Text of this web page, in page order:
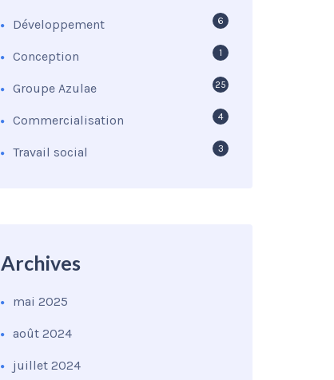
Développement 6
Conception 1
Groupe Azulae 25
Commercialisation 4
Travail social 3
Archives
mai 2025
août 2024
juillet 2024